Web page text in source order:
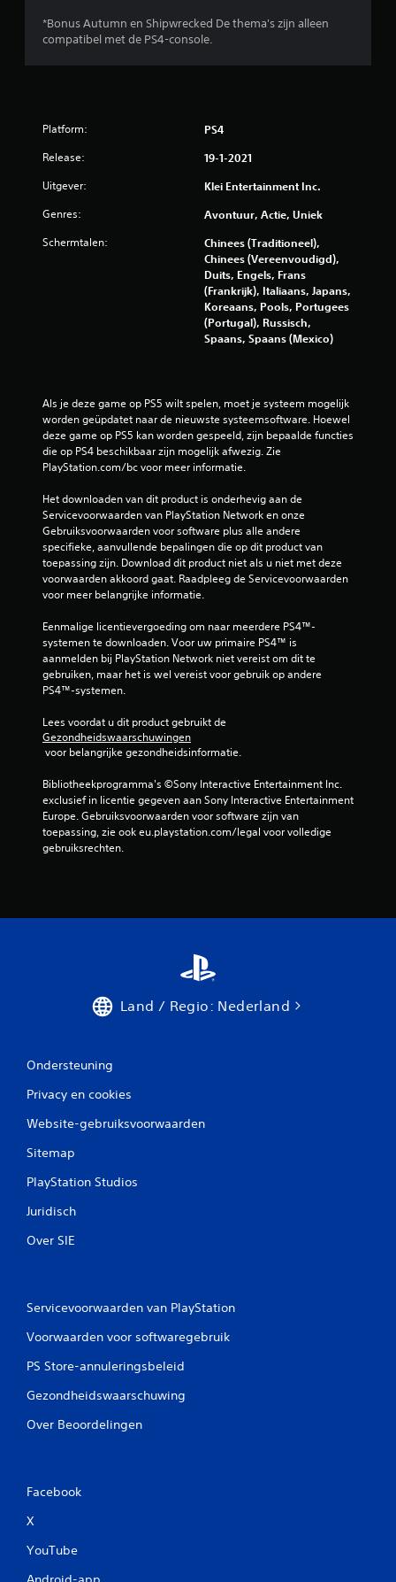
*Bonus Autumn en Shipwrecked De thema's zijn alleen
compatibel met de PS4-console.
Platform: PS4
Release: 19-1-2021
Uitgever: Klei Entertainment Inc.
Genres: Avontuur, Actie, Uniek
Schermtalen:
Chinees (Traditioneel),
Chinees (Vereenvoudigd),
Duits, Engels, Frans
(Frankrijk), Italiaans, Japans,
Koreaans, Pools, Portugees
(Portugal), Russisch,
Spaans, Spaans (Mexico)
Als je deze game op PS5 wilt spelen, moet je systeem mogelijk
worden geüpdatet naar de nieuwste systeemsoftware. Hoewel
deze game op PS5 kan worden gespeeld, zijn bepaalde functies
die op PS4 beschikbaar zijn mogelijk afwezig. Zie
PlayStation.com/bc voor meer informatie.
Het downloaden van dit product is onderhevig aan de
Servicevoorwaarden van PlayStation Network en onze
Gebruiksvoorwaarden voor software plus alle andere
specifieke, aanvullende bepalingen die op dit product van
toepassing zijn. Download dit product niet als u niet met deze
voorwaarden akkoord gaat. Raadpleeg de Servicevoorwaarden
voor meer belangrijke informatie.
Eenmalige licentievergoeding om naar meerdere PS4™-
systemen te downloaden. Voor uw primaire PS4™ is
aanmelden bij PlayStation Network niet vereist om dit te
gebruiken, maar het is wel vereist voor gebruik op andere
PS4™-systemen.
Lees voordat u dit product gebruikt de
Gezondheidswaarschuwingen
voor belangrijke gezondheidsinformatie.
Bibliotheekprogramma's ©Sony Interactive Entertainment Inc.
exclusief in licentie gegeven aan Sony Interactive Entertainment
Europe. Gebruiksvoorwaarden voor software zijn van
toepassing, zie ook eu.playstation.com/legal voor volledige
gebruiksrechten.
Land / Regio: Nederland
Ondersteuning
Privacy en cookies
Website-gebruiksvoorwaarden
Sitemap
PlayStation Studios
Juridisch
Over SIE
Servicevoorwaarden van PlayStation
Voorwaarden voor softwaregebruik
PS Store-annuleringsbeleid
Gezondheidswaarschuwing
Over Beoordelingen
Facebook
X
YouTube